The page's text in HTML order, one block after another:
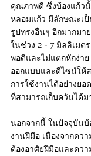
คุณภาพดี ซึ่งบ้องแก้ว
หลอมแก้ว มีลักษณะเป็
รูปทรงอื่นๆ อีกมากมา
ในช่วง 2 - 7 มิลลิเมต
พอดีและไม่แตกหักง่า
ออกแบบและดีไซน์ให้
การใช้งานได้อย่างยอ
ที่สามารถเก็บควันได้
นอกจากนี้ ในปัจจุบันบ้
งานฝีมือ เนื่องจากคว
ต้องอาศัยฝีมือและคว